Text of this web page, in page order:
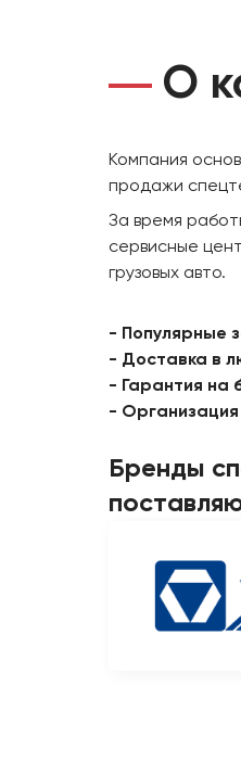
О
Компания
продажи
За время
сервисные
грузовых авто.
- Популярные
- Доставка в
- Гарантия на
- Организация
Бренды